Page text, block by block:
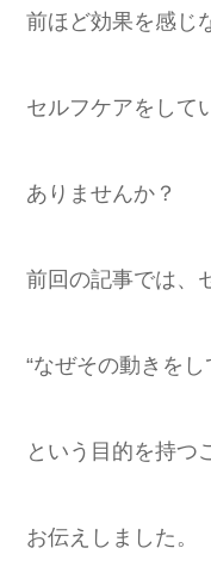
前ほど効果を感じ
セルフケアをして
ありませんか？
前回の記事では、
“なぜその動きをし
という目的を持つ
お伝えしました。